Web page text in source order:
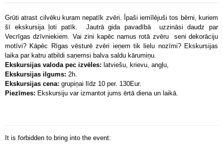
Grūti atrast cilvēku kuram nepatīk zvēri. Īpaši iemīlējuši tos bērni, kuriem
šī ekskursija ļoti patīk. Jautrā gida pavadībā uzzināsi daudz par
Vecrīgas dzīvniekiem. Vai zini kapēc namus rotā zvēru seni dekorāciju
motīvi? Kāpēc Rīgas vēsturē zvēri ieņem tik lielu nozīmi? Ekskursijas
laika par katru atbildi saņemsi balva saldu kārumiņu.
Ekskursijas valoda pec izvēles: latviešu, krievu, angļu,
Ekskursijas ilgums: 2h.
Ekskursijas cena: grupiņai līdz 10 per. 130Eur.
Piezīmes: Ekskursiju var izmantot jums ērtā diena un laikā.
It is forbidden to bring into the event: